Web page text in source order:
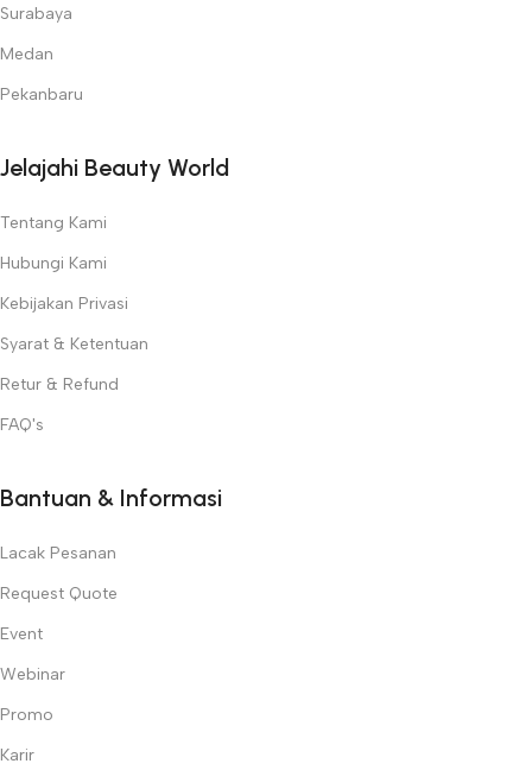
Surabaya
Medan
Pekanbaru
Jelajahi Beauty World
Tentang Kami
Hubungi Kami
Kebijakan Privasi
Syarat & Ketentuan
Retur & Refund
FAQ's
Bantuan & Informasi
Lacak Pesanan
Request Quote
Event
Webinar
Promo
Karir